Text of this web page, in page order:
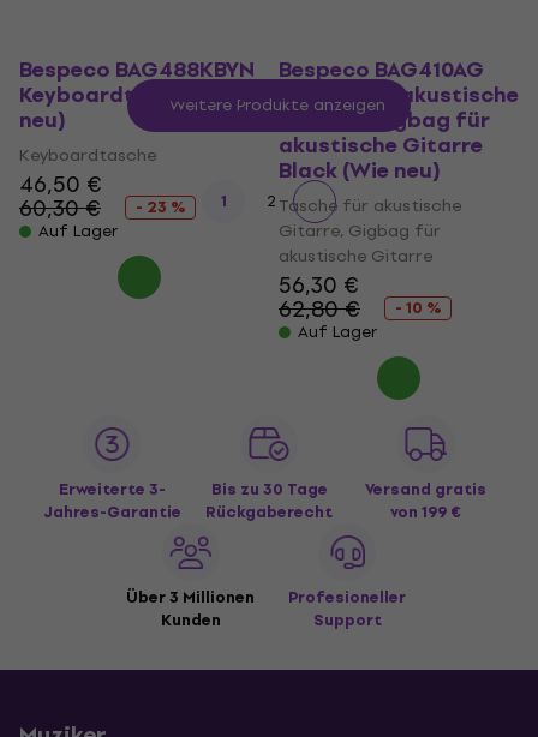
Bespeco BAG488KBYN
Keyboardtasche (Wie
neu)
Keyboardtasche
46,50 €
60,30 €
- 23 %
Auf Lager
Bespeco BAG410AG
Tasche für akustische
Gitarre, Gigbag für
akustische Gitarre
Black (Wie neu)
Tasche für akustische
Gitarre, Gigbag für
akustische Gitarre
56,30 €
62,80 €
- 10 %
Auf Lager
Weitere Produkte anzeigen
1 2
Erweiterte 3-
Jahres-Garantie
Bis zu 30 Tage
Rückgaberecht
Versand gratis
von 199 €
Über 3 Millionen
Kunden
Profesioneller
Support